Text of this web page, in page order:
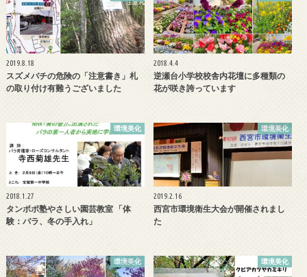
2019.8.18
スズメバチの危険の「注意書き」札
の取り付け有難うございました
2018.4.4
逆瀬台小学校校舎内花壇に多種類の
花が咲き誇っています
環境美化
2018.1.27
タンポポ塾やさしい園芸教室 「体
験：バラ、冬の手入れ」
環境美化
2019.2.16
西宮市環境衛生大会が開催されまし
た
環境美化 環境美化